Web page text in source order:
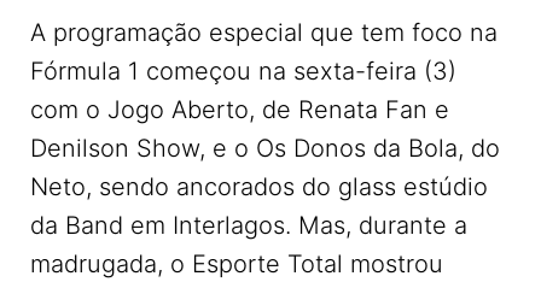
A programação especial que tem foco na
Fórmula 1 começou na sexta-feira (3)
com o Jogo Aberto, de Renata Fan e
Denilson Show, e o Os Donos da Bola, do
Neto, sendo ancorados do glass estúdio
da Band em Interlagos. Mas, durante a
madrugada, o Esporte Total mostrou